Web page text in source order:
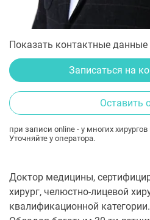
Показать контактные данные
Записаться на
Оставить
при записи online - у многих
Уточняйте у оператора.
Доктор медицины,
хирург, челюстно-лицевой
квалификационной категории.